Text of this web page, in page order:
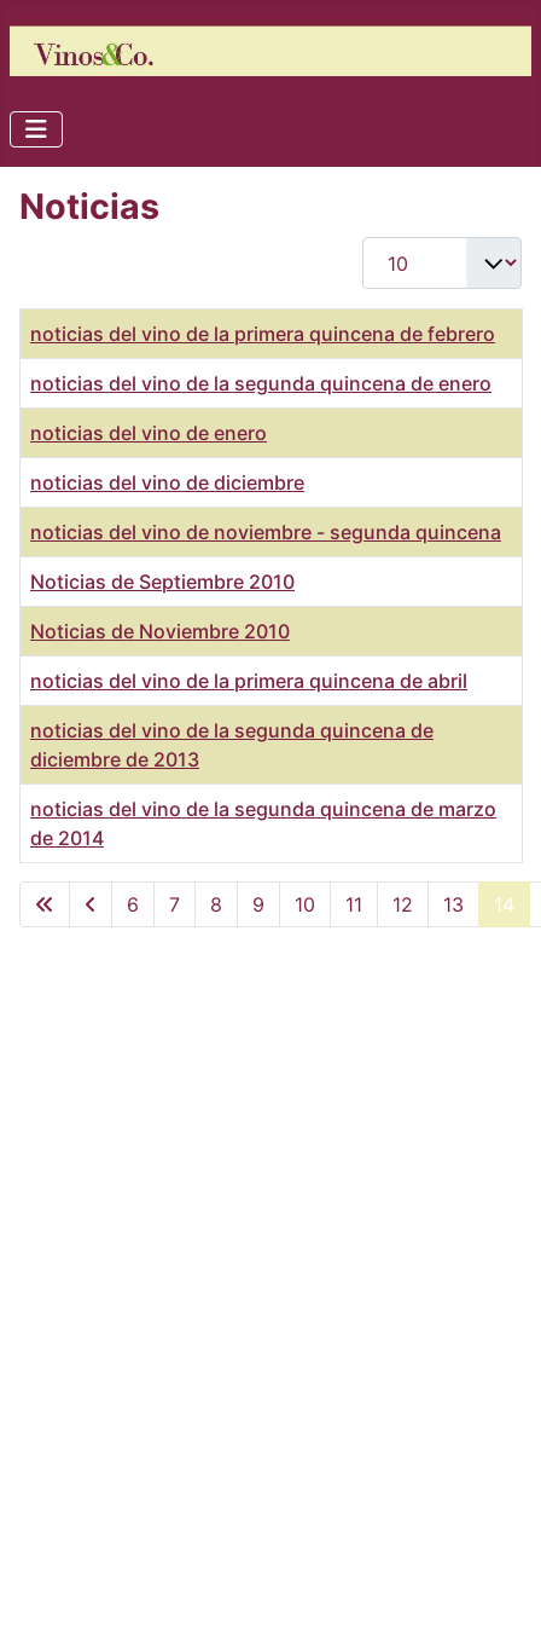
Noticias
Cantidad
Artículos
Título
noticias del vino de la primera quincena de febrero
noticias del vino de la segunda quincena de enero
noticias del vino de enero
noticias del vino de diciembre
noticias del vino de noviembre - segunda quincena
Noticias de Septiembre 2010
Noticias de Noviembre 2010
noticias del vino de la primera quincena de abril
noticias del vino de la segunda quincena de
diciembre de 2013
noticias del vino de la segunda quincena de marzo
de 2014
Página 14 de 15
6 7 8 9 10 11 12 13 14